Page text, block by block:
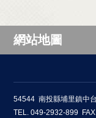
網站地圖
54544 南投縣埔里鎮中
TEL. 049-2932-899